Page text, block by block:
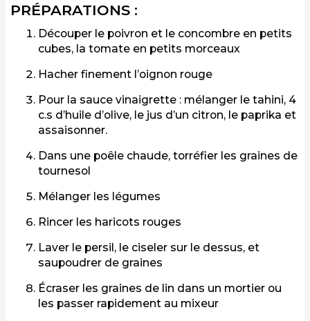
PRÉPARATIONS :
Découper le poivron et le concombre en petits
cubes, la tomate en petits morceaux
Hacher finement l’oignon rouge
Pour la sauce vinaigrette : mélanger le tahini, 4
c.s d’huile d’olive, le jus d’un citron, le paprika et
assaisonner.
Dans une poêle chaude, torréfier les graines de
tournesol
Mélanger les légumes
Rincer les haricots rouges
Laver le persil, le ciseler sur le dessus, et
saupoudrer de graines
Écraser les graines de lin dans un mortier ou
les passer rapidement au mixeur